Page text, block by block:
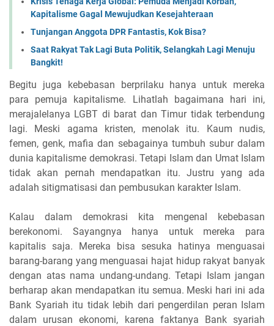
Kapitalisme Gagal Mewujudkan Kesejahteraan
Tunjangan Anggota DPR Fantastis, Kok Bisa?
Saat Rakyat Tak Lagi Buta Politik, Selangkah Lagi Menuju
Bangkit!
Begitu juga kebebasan berprilaku hanya untuk mereka
para pemuja kapitalisme. Lihatlah bagaimana hari ini,
merajalelanya LGBT di barat dan Timur tidak terbendung
lagi. Meski agama kristen, menolak itu. Kaum nudis,
femen, genk, mafia dan sebagainya tumbuh subur dalam
dunia kapitalisme demokrasi. Tetapi Islam dan Umat Islam
tidak akan pernah mendapatkan itu. Justru yang ada
adalah sitigmatisasi dan pembusukan karakter Islam.
Kalau dalam demokrasi kita mengenal kebebasan
berekonomi. Sayangnya hanya untuk mereka para
kapitalis saja. Mereka bisa sesuka hatinya menguasai
barang-barang yang menguasai hajat hidup rakyat banyak
dengan atas nama undang-undang. Tetapi Islam jangan
berharap akan mendapatkan itu semua. Meski hari ini ada
Bank Syariah itu tidak lebih dari pengerdilan peran Islam
dalam urusan ekonomi, karena faktanya Bank syariah